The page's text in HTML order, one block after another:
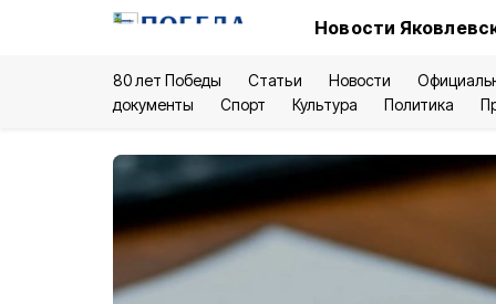
Новости
80 лет Победы Статьи Новости
документы
Спорт Культура Политика